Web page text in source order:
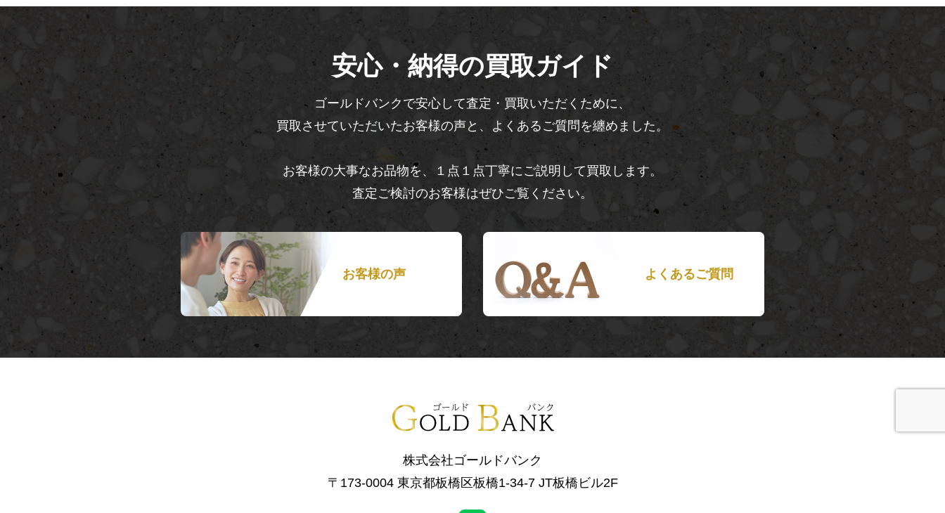
安心・納得の買取ガイド
ゴールドバンクで安心して査定・買取いただくために、
買取させていただいたお客様の声と、よくあるご質問を纏めました。
お客様の大事なお品物を、１点１点丁寧にご説明して買取します。
査定ご検討のお客様はぜひご覧ください。
お客様の声 よくあるご質問
株式会社ゴールドバンク
〒173-0004 東京都板橋区板橋1-34-7 JT板橋ビル2F